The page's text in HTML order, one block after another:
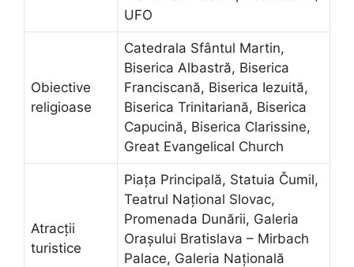
UFO
Obiective
religioase
Catedrala Sfântul Martin,
Biserica Albastră, Biserica
Franciscană, Biserica Iezuită,
Biserica Trinitariană, Biserica
Capucină, Biserica Clarissine,
Great Evangelical Church
Atracții
turistice
Piața Principală, Statuia Čumil,
Teatrul Național Slovac,
Promenada Dunării, Galeria
Orașului Bratislava – Mirbach
Palace, Galeria Națională